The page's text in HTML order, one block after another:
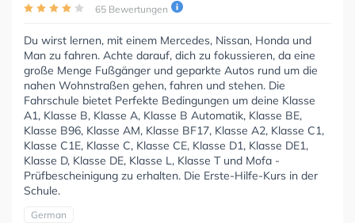
65 Bewertungen
Du wirst lernen, mit einem Mercedes, Nissan, Honda und
Man zu fahren. Achte darauf, dich zu fokussieren, da eine
große Menge Fußgänger und geparkte Autos rund um die
nahen Wohnstraßen gehen, fahren und stehen. Die
Fahrschule bietet Perfekte Bedingungen um deine Klasse
A1, Klasse B, Klasse A, Klasse B Automatik, Klasse BE,
Klasse B96, Klasse AM, Klasse BF17, Klasse A2, Klasse C1,
Klasse C1E, Klasse C, Klasse CE, Klasse D1, Klasse DE1,
Klasse D, Klasse DE, Klasse L, Klasse T und Mofa -
Prüfbescheinigung zu erhalten. Die Erste-Hilfe-Kurs in der
Schule.
German